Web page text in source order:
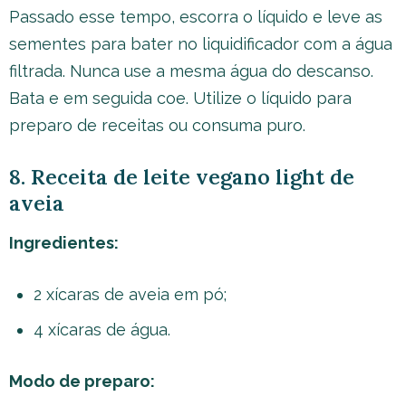
Passado esse tempo, escorra o líquido e leve as
sementes para bater no liquidificador com a água
filtrada. Nunca use a mesma água do descanso.
Bata e em seguida coe. Utilize o líquido para
preparo de receitas ou consuma puro.
8. Receita de leite vegano light de
aveia
Ingredientes:
2 xícaras de aveia em pó;
4 xícaras de água.
Modo de preparo: